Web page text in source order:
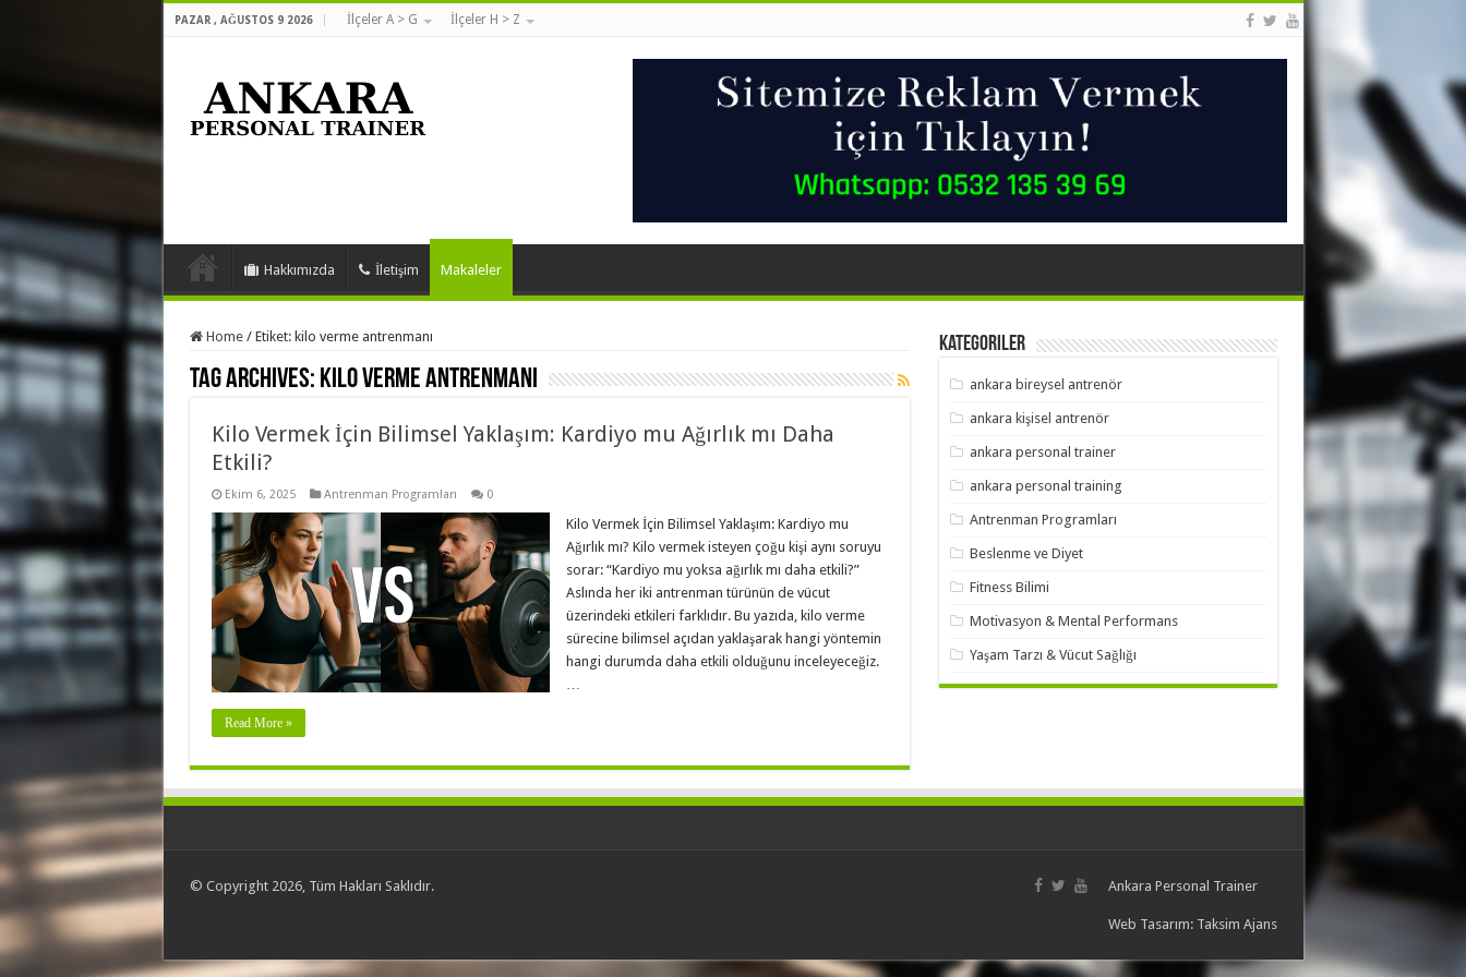
PAZAR , AĞUSTOS 9 2026 İlçeler A > G İlçeler H > Z
Hakkımızda İletişim Makaleler
Home / Etiket: kilo verme antrenmanı
Tag Archives: kilo verme antrenmanı
Kilo Vermek İçin Bilimsel Yaklaşım: Kardiyo mu Ağırlık mı Daha
Etkili?
Ekim 6, 2025 Antrenman Programları 0
Kilo Vermek İçin Bilimsel Yaklaşım: Kardiyo mu
Ağırlık mı? Kilo vermek isteyen çoğu kişi aynı soruyu
sorar: “Kardiyo mu yoksa ağırlık mı daha etkili?”
Aslında her iki antrenman türünün de vücut
üzerindeki etkileri farklıdır. Bu yazıda, kilo verme
sürecine bilimsel açıdan yaklaşarak hangi yöntemin
hangi durumda daha etkili olduğunu inceleyeceğiz.
…
Read More »
Kategoriler
ankara bireysel antrenör
ankara kişisel antrenör
ankara personal trainer
ankara personal training
Antrenman Programları
Beslenme ve Diyet
Fitness Bilimi
Motivasyon & Mental Performans
Yaşam Tarzı & Vücut Sağlığı
Ankara Personal Trainer
Web Tasarım: Taksim Ajans
© Copyright 2026, Tüm Hakları Saklıdır.